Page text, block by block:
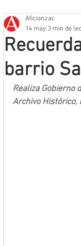
Que no se olvide
Mineros LNBP
barrio
Aficionzac
14 may 3 min de
Realiza Gobierno
Archivo Histórico,